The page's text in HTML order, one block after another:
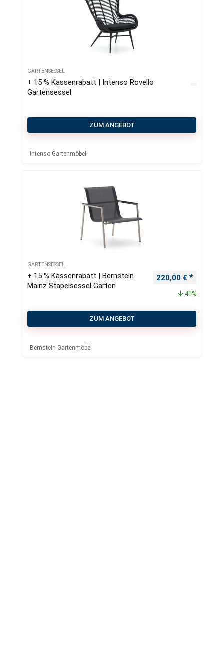
GARTENSESSEL
+ 15 % Kassenrabatt | Intenso Rovello
Gartensessel
ZUM ANGEBOT
Intenso Gartenmöbel
GARTENSESSEL
+ 15 % Kassenrabatt | Bernstein
Mainz Stapelsessel Garten
Ursprünglicher
220,00 €
41%
ZUM ANGEBOT
Bernstein Gartenmöbel